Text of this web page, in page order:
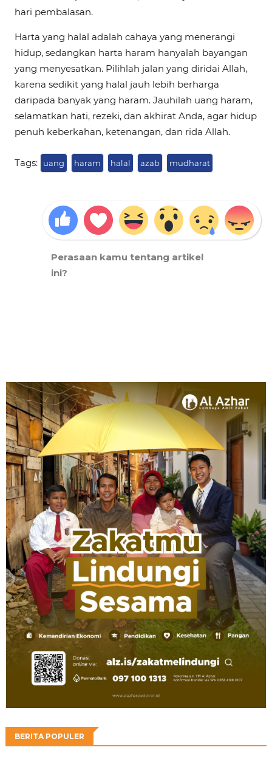
hari pembalasan.
Harta yang halal adalah cahaya yang menerangi
hidup, sedangkan harta haram hanyalah bayangan
yang menyesatkan. Pilihlah jalan yang diridai Allah,
karena sedikit yang halal jauh lebih berharga
daripada banyak yang haram. Jauhilah uang haram,
selamatkan hati, rezeki, dan akhirat Anda, agar hidup
penuh keberkahan, ketenangan, dan rida Allah.
Tags: uang haram halal azab mudharat
Perasaan kamu tentang artikel
ini?
BERITA POPULER